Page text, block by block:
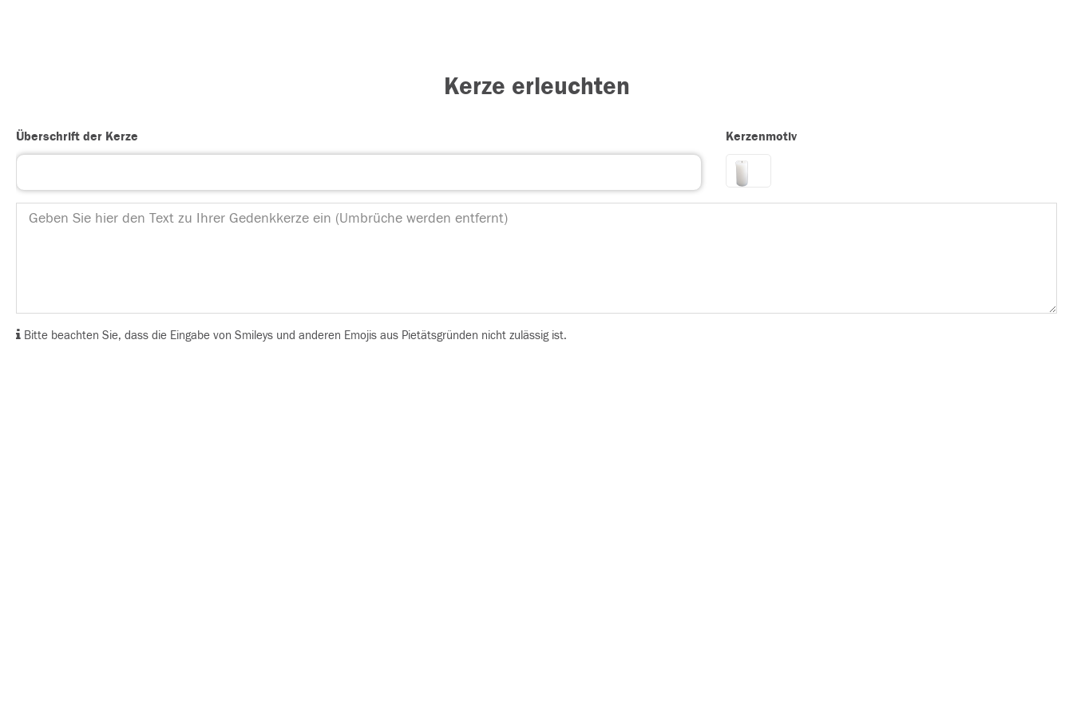
Kerze erleuchten
Überschrift der Kerze Kerzenmotiv
Bitte beachten Sie, dass die Eingabe von Smileys und anderen Emojis aus Pietätsgründen nicht zulässig ist.